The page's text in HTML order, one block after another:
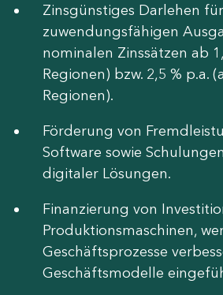
Zinsgünstiges Darlehen
zuwendungsfähigen
nominalen Zinssätzen ab
Regionen) bzw. 2,5 % p.a.
Regionen).
Förderung von
Software sowie
digitaler Lösungen.
Finanzierung von
Produktionsmaschinen,
Geschäftsprozesse
Geschäftsmodelle